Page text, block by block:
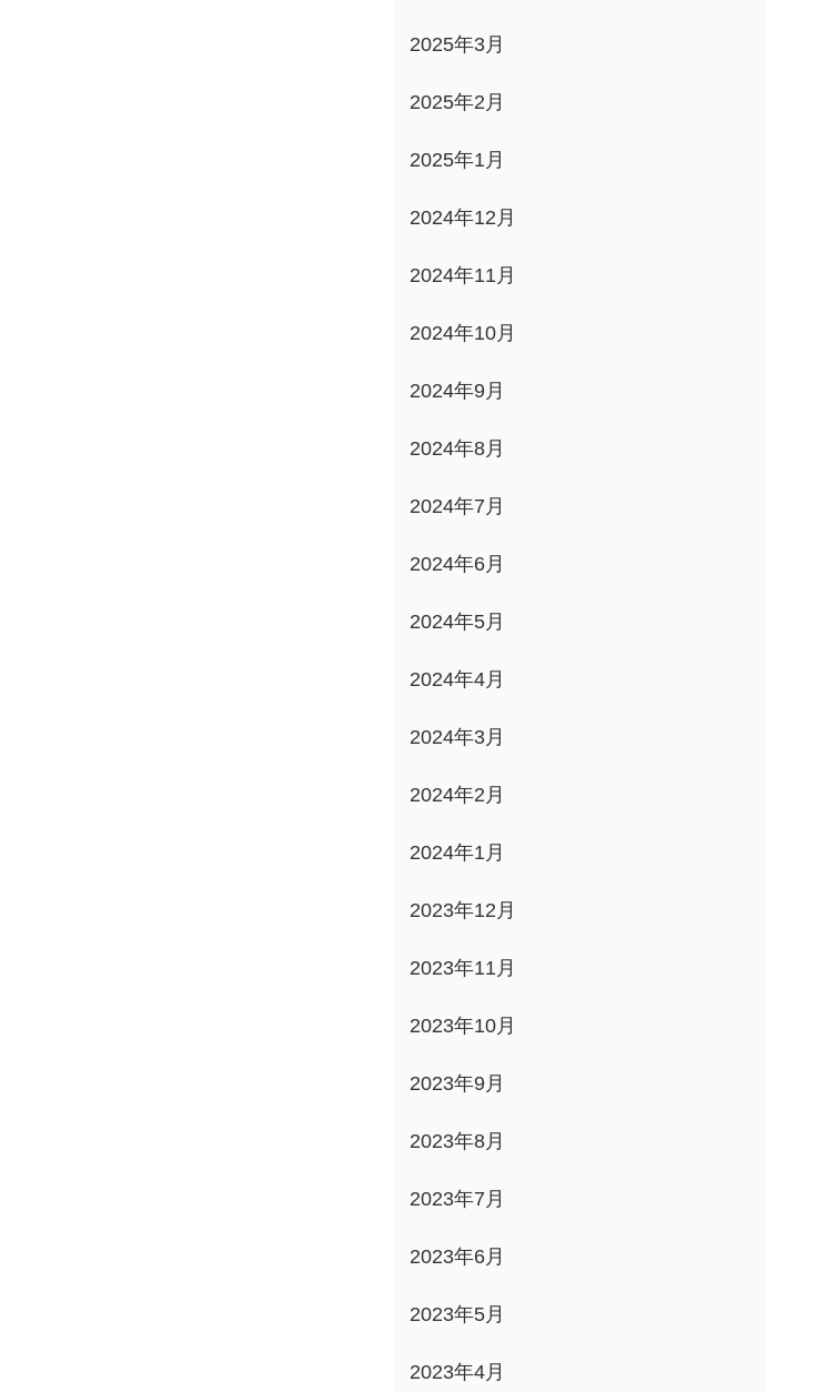
2025年3月
2025年2月
2025年1月
2024年12月
2024年11月
2024年10月
2024年9月
2024年8月
2024年7月
2024年6月
2024年5月
2024年4月
2024年3月
2024年2月
2024年1月
2023年12月
2023年11月
2023年10月
2023年9月
2023年8月
2023年7月
2023年6月
2023年5月
2023年4月